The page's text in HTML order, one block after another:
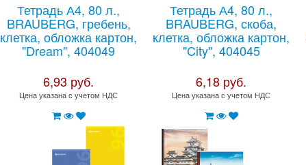
Тетрадь А4, 80 л.,
BRAUBERG, гребень,
клетка, обложка картон,
"Dream", 404049
6,93 руб.
Цена указана с учетом НДС
Тетрадь А4, 80 л.,
BRAUBERG, скоба,
клетка, обложка картон,
"City", 404045
6,18 руб.
Цена указана с учетом НДС